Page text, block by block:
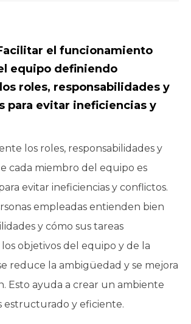
el funcionamiento
equipo definiendo
roles, responsabilidades y
para evitar ineficiencias y
los roles, responsabilidades y
cada miembro del equipo es
evitar ineficiencias y conflictos.
empleadas entienden bien
y cómo sus tareas
objetivos del equipo y de la
reduce la ambigüedad y se mejora
Esto ayuda a crear un ambiente
estructurado y eficiente.